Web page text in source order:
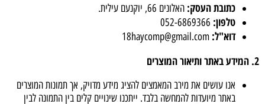
כתובת העסק: האלונים 66, יוקנעם עילית.
טלפון:
052-6869366
דוא"ל: 18haycomp@gmail.com
2. המידע באתר ותיאור המוצרים
אנו עושים את מירב המאמצים להציג מידע מדויק, אך תמונות המוצרים
באתר מיועדות להמחשה בלבד. ייתכנו שינויים קלים בין התמונה לבין